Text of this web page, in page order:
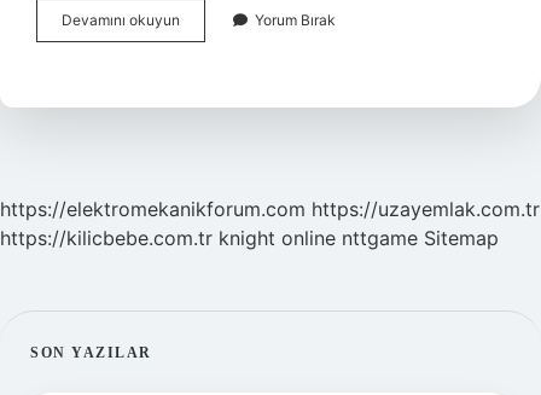
Devamını okuyun
Cehennem
Yorum Bırak
https://elektromekanikforum.com https://uzayemlak.com.tr
https://kilicbebe.com.tr knight online nttgame Sitemap
SIDEBAR
SON YAZILAR